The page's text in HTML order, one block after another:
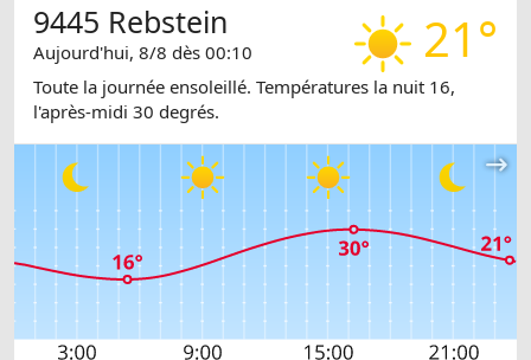
21°
9445 Rebstein
Aujourd'hui, 8/8 dès 00:10
Toute la journée ensoleillé. Températures la nuit 16,
l'après-midi 30 degrés.